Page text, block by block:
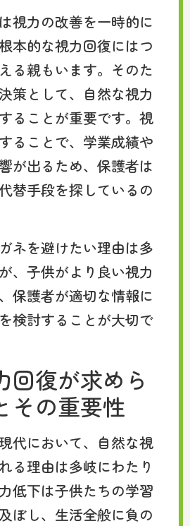
視力の改善を一時的に
本的な視力回復にはつ
る親もいます。そのた
策として、自然な視力
ることが重要です。視
ることで、学業成績や
が出るため、保護者は
替手段を探しているの
ネを避けたい理由は多
、子供がより良い視力
保護者が適切な情報に
検討することが大切で
回復が求めら
その重要性
代において、自然な視
る理由は多岐にわたり
低下は子供たちの学習
ぼし、生活全般に負の